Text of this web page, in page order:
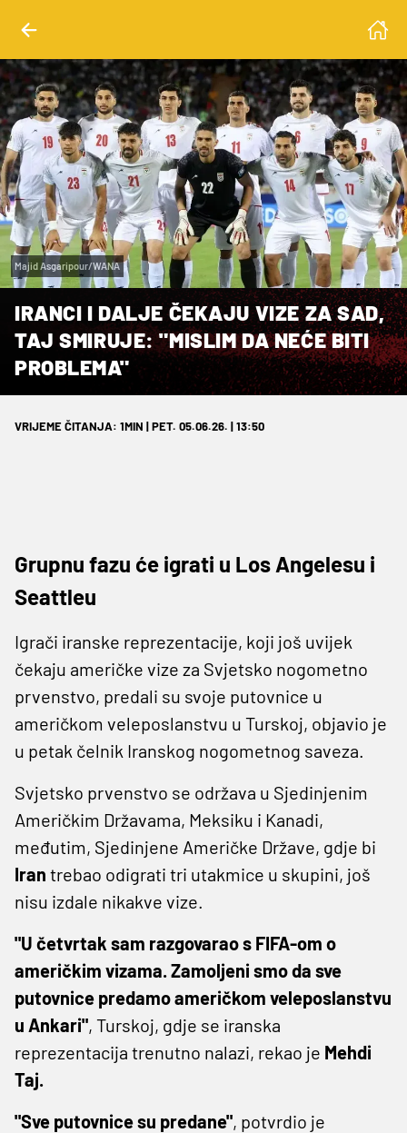
Majid Asgaripour/WANA
IRANCI I DALJE ČEKAJU VIZE ZA SAD,
TAJ SMIRUJE: "MISLIM DA NEĆE BITI
PROBLEMA"
VRIJEME ČITANJA: 1MIN | PET. 05.06.26. | 13:50
Grupnu fazu će igrati u Los Angelesu i
Seattleu
Igrači iranske reprezentacije, koji još uvijek
čekaju američke vize za Svjetsko nogometno
prvenstvo, predali su svoje putovnice u
američkom veleposlanstvu u Turskoj, objavio je
u petak čelnik Iranskog nogometnog saveza.
Svjetsko prvenstvo se održava u Sjedinjenim
Američkim Državama, Meksiku i Kanadi,
međutim, Sjedinjene Američke Države, gdje bi
Iran trebao odigrati tri utakmice u skupini, još
nisu izdale nikakve vize.
"U četvrtak sam razgovarao s FIFA-om o
američkim vizama. Zamoljeni smo da sve
putovnice predamo američkom veleposlanstvu
u Ankari", Turskoj, gdje se iranska
reprezentacija trenutno nalazi, rekao je Mehdi
Taj.
"Sve putovnice su predane", potvrdio je